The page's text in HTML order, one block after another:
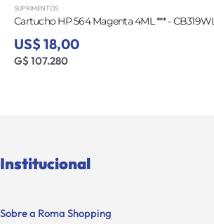
SUPRIMENTOS
Cartucho HP 564 Magenta 4ML *** - CB319WL
US$ 18,00
G$ 107.280
Institucional
Sobre a Roma Shopping